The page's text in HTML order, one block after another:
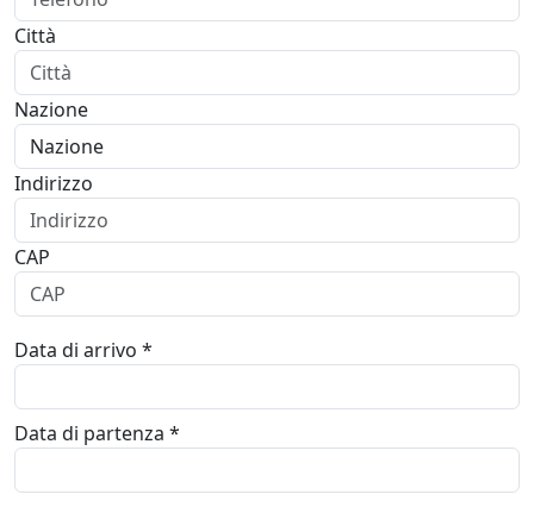
Città
Nazione
Indirizzo
CAP
Data di arrivo *
Data di partenza *